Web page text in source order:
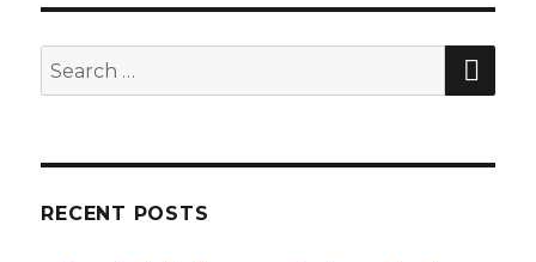
Search
for:
RECENT POSTS